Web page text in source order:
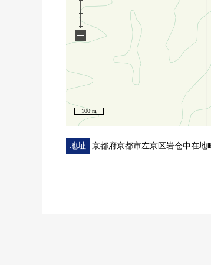
100 m
−
地址 京都府京都市左京区岩仓中在地町